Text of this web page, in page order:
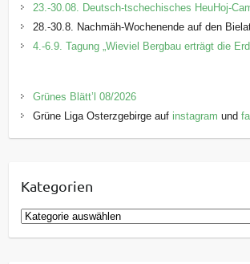
23.-30.08. Deutsch-tschechisches HeuHoj-
28.-30.8. Nachmäh-Wochenende auf den
4.-6.9. Tagung „Wieviel Bergbau erträgt die
Grünes Blätt’l 08/2026
Grüne Liga Osterzgebirge auf instagram und
Kategorien
K
a